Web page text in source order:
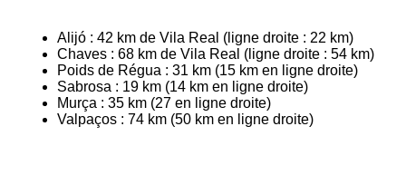
Alijó : 42 km de Vila Real (ligne droite : 22 km)
Chaves : 68 km de Vila Real (ligne droite : 54 km)
Poids de Régua : 31 km (15 km en ligne droite)
Sabrosa : 19 km (14 km en ligne droite)
Murça : 35 km (27 en ligne droite)
Valpaços : 74 km (50 km en ligne droite)